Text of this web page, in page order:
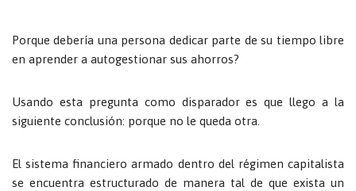
Porque debería una persona dedicar parte de su tiempo libre
en aprender a autogestionar sus ahorros?
Usando esta pregunta como disparador es que llego a la
siguiente conclusión: porque no le queda otra.
El sistema financiero armado dentro del régimen capitalista
se encuentra estructurado de manera tal de que exista un